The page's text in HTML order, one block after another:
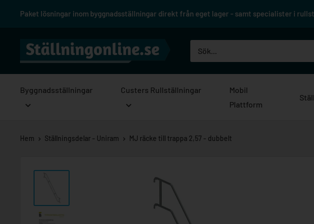
Paket lösningar inom byggnadsställningar direkt från eget lager - samt specialister i
Ställningonline.se
Byggnadsställningar Custers Rullställningar
Mobil
Plattform
Hem Ställningsdelar - Uniram MJ räcke till trappa 2,57 - dubbelt